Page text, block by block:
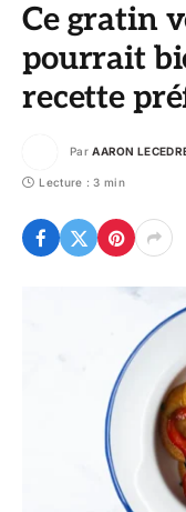
Ce gratin
pourrait
recette
Par AARON
Lecture : 3 min